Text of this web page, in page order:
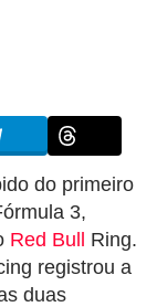
do primeiro
3,
Red Bull Ring.
registrou a
duas